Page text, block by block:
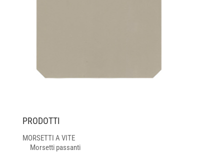
PRODOTTI
MORSETTI A VITE
Morsetti passanti